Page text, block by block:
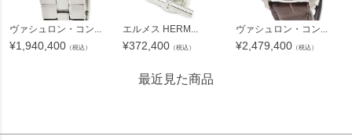
ヴァシュロン・コン...
¥1,940,400 （税込）
エルメス HERM...
¥372,400 （税込）
ヴァシュロン・コン...
¥2,479,400 （税込）
最近見た商品